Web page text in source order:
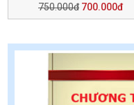
750.000đ 700.000đ